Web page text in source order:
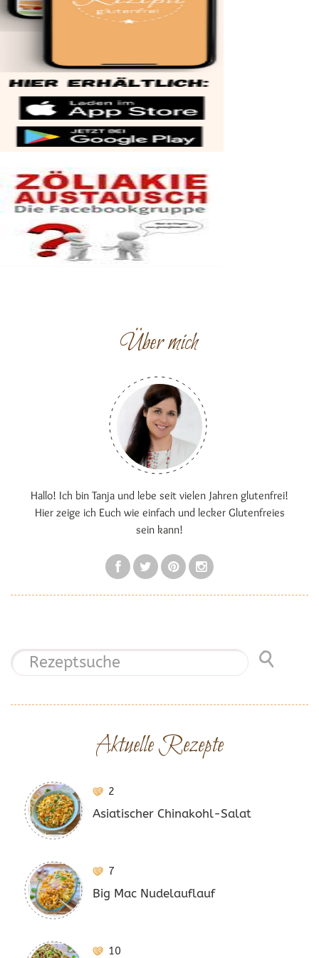
Über mich
Hallo! Ich bin Tanja und lebe seit vielen Jahren glutenfrei!
Hier zeige ich Euch wie einfach und lecker Glutenfreies
sein kann!
Aktuelle Rezepte
2
Asiatischer Chinakohl-Salat
7
Big Mac Nudelauflauf
10